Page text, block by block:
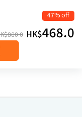
47% off
880.0 HK$468.0